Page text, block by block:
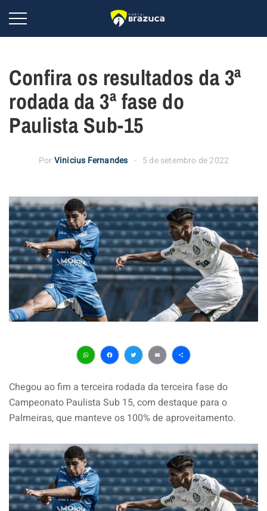
Confira os resultados da 3ª
rodada da 3ª fase do
Paulista Sub-15
PorVinicius Fernandes 5 de setembro de 2022
WhatsApp
Facebook
Twitter
EmailShare
Chegou ao fim a terceira rodada da terceira fase do
Campeonato Paulista Sub 15, com destaque para o
Palmeiras, que manteve os 100% de aproveitamento.